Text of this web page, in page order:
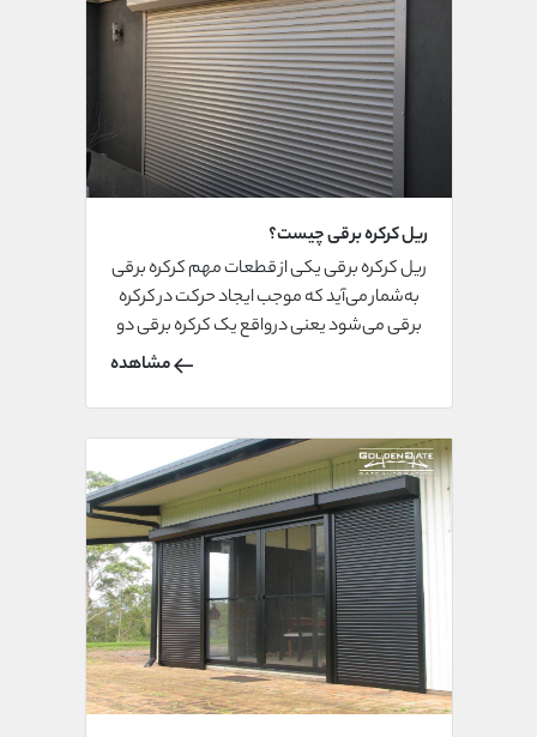
دار کرکره ای قیمت بالاتری خواهد داشت.
ریل کرکره برقی چیست؟
ریل کرکره برقی یکی از قطعات مهم کرکره برقی
به‌شمار می‌آید که موجب ایجاد حرکت در کرکره
برقی می‌شود یعنی درواقع یک کرکره برقی دو
تا ریل در دو طرف خود یعنی در سمت چپ و
کرکره قرار می‌گیرد که به‌وسیله‌ی آن کرکره بالا و
پایین می‌رود به‌عبارتی کار باز و بسته شدن درب را
راحت می‌کند.
مشاهده